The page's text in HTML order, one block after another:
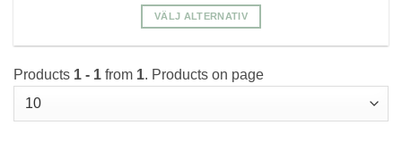
VÄLJ ALTERNATIV
produkten
Products 1 - 1 from 1. Products on page